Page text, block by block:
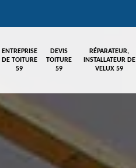
ENTREPRISE
DE TOITURE
59
DEVIS
TOITURE
59
RÉPARATEUR,
INSTALLATEUR DE
VELUX 59